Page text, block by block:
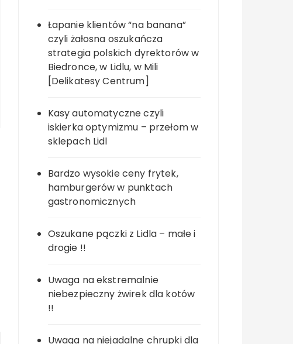
Łapanie klientów “na banana”
czyli żałosna oszukańcza
strategia polskich dyrektorów w
Biedronce, w Lidlu, w Mili
[Delikatesy Centrum]
Kasy automatyczne czyli
iskierka optymizmu – przełom w
sklepach Lidl
Bardzo wysokie ceny frytek,
hamburgerów w punktach
gastronomicznych
Oszukane pączki z Lidla – małe i
drogie !!
Uwaga na ekstremalnie
niebezpieczny żwirek dla kotów
!!
Uwaga na niejadalne chrupki dla